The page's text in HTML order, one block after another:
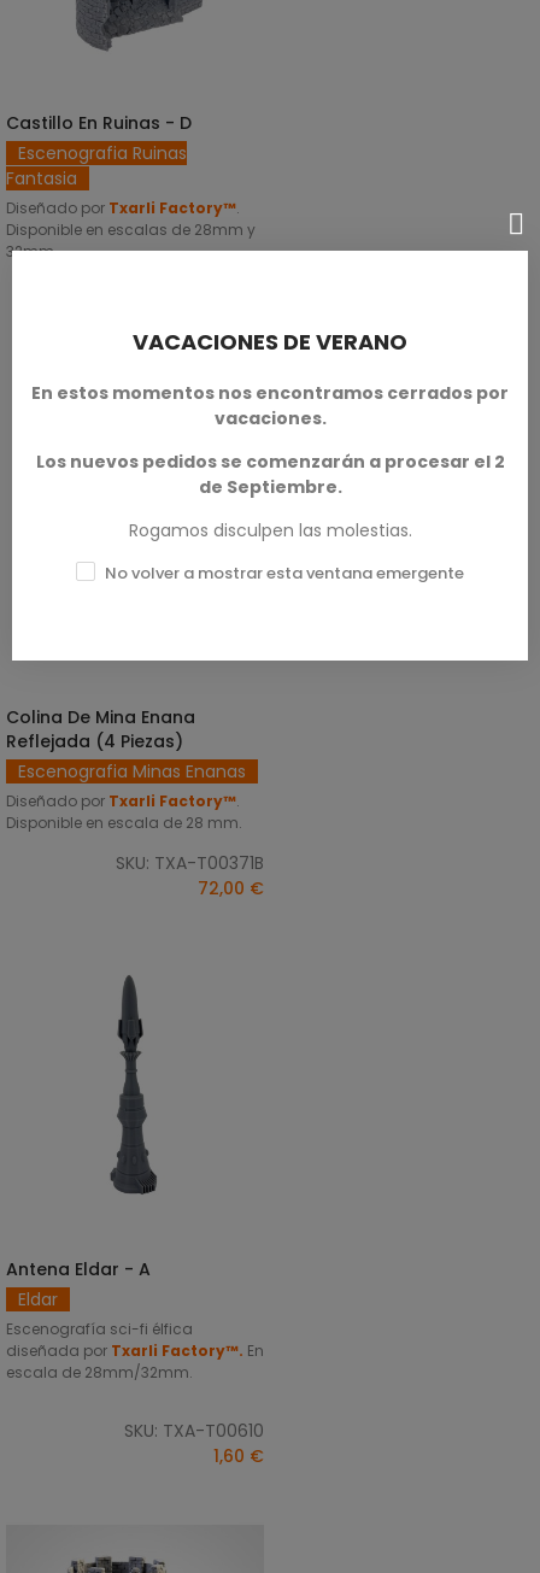
SELECCIONAR OPCIONES
Castillo En Ruinas - D
Escenografia Ruinas
Fantasia
Diseñado por Txarli Factory™.
Disponible en escalas de 28mm y
32mm.
21,00 €
SELECCIONAR OPCIONES
Colina De Mina Enana
Reflejada (4 Piezas)
Escenografia Minas Enanas
Diseñado por Txarli Factory™.
Disponible en escala de 28 mm.
SKU: TXA-T00371B
72,00 €
AÑADIR AL CARRITO
Antena Eldar - A
Eldar
Escenografía sci-fi élfica
diseñada por Txarli Factory™. En
escala de 28mm/32mm.
SKU: TXA-T00610
1,60 €
VACACIONES DE VERANO
En estos momentos nos encontramos cerrados por
vacaciones.
Los nuevos pedidos se comenzarán a procesar el 2
de Septiembre.
Rogamos disculpen las molestias.
No volver a mostrar esta ventana emergente